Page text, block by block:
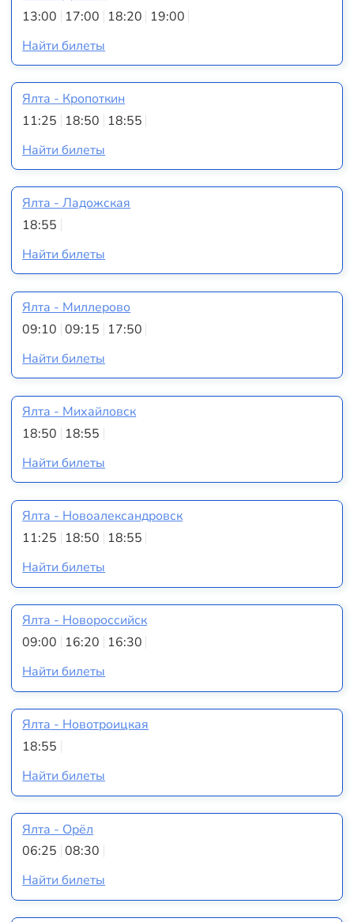
13:00 17:00 18:20 19:00
Найти билеты
Ялта - Кропоткин
11:25 18:50 18:55
Найти билеты
Ялта - Ладожская
18:55
Найти билеты
Ялта - Миллерово
09:10 09:15 17:50
Найти билеты
Ялта - Михайловск
18:50 18:55
Найти билеты
Ялта - Новоалександровск
11:25 18:50 18:55
Найти билеты
Ялта - Новороссийск
09:00 16:20 16:30
Найти билеты
Ялта - Новотроицкая
18:55
Найти билеты
Ялта - Орёл
06:25 08:30
Найти билеты